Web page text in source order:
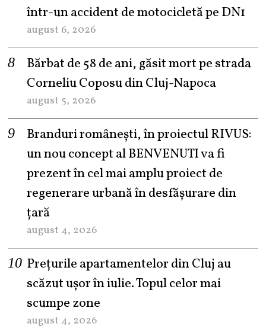
într-un accident de motocicletă pe DN1
august 6, 2026
Bărbat de 58 de ani, găsit mort pe strada
Corneliu Coposu din Cluj-Napoca
august 5, 2026
Branduri românești, în proiectul RIVUS:
un nou concept al BENVENUTI va fi
prezent în cel mai amplu proiect de
regenerare urbană în desfășurare din
țară
august 4, 2026
Prețurile apartamentelor din Cluj au
scăzut ușor în iulie. Topul celor mai
scumpe zone
august 4, 2026